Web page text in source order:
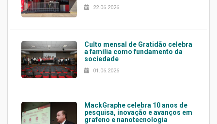
22.06.2026
Culto mensal de Gratidão celebra
a família como fundamento da
sociedade
01.06.2026
MackGraphe celebra 10 anos de
pesquisa, inovação e avanços em
grafeno e nanotecnologia